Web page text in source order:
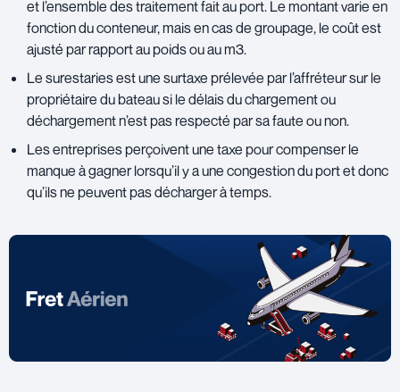
et l’ensemble des traitement fait au port. Le montant varie en
fonction du conteneur, mais en cas de groupage, le coût est
ajusté par rapport au poids ou au m3.
Le surestaries est une surtaxe prélevée par l’affréteur sur le
propriétaire du bateau si le délais du chargement ou
déchargement n’est pas respecté par sa faute ou non.
Les entreprises perçoivent une taxe pour compenser le
manque à gagner lorsqu’il y a une congestion du port et donc
qu’ils ne peuvent pas décharger à temps.